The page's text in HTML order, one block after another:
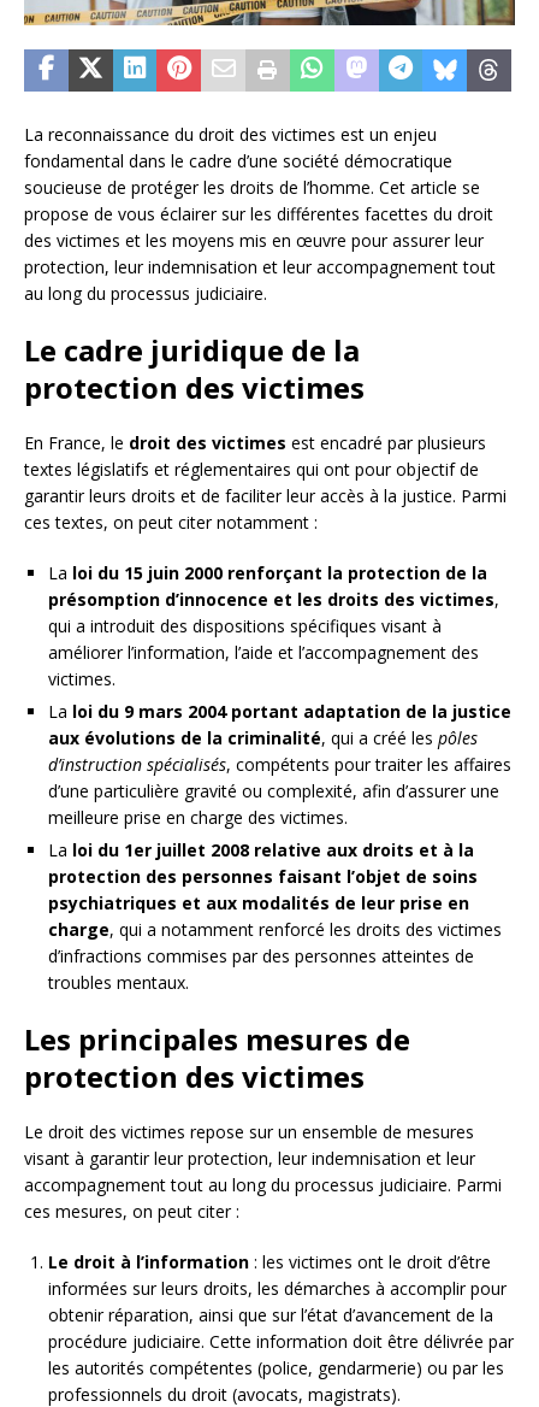
La reconnaissance du droit des victimes est un enjeu
fondamental dans le cadre d’une société démocratique
soucieuse de protéger les droits de l’homme. Cet article se
propose de vous éclairer sur les différentes facettes du droit
des victimes et les moyens mis en œuvre pour assurer leur
protection, leur indemnisation et leur accompagnement tout
au long du processus judiciaire.
Le cadre juridique de la
protection des victimes
En France, le droit des victimes est encadré par plusieurs
textes législatifs et réglementaires qui ont pour objectif de
garantir leurs droits et de faciliter leur accès à la justice. Parmi
ces textes, on peut citer notamment :
La loi du 15 juin 2000 renforçant la protection de la
présomption d’innocence et les droits des victimes,
qui a introduit des dispositions spécifiques visant à
améliorer l’information, l’aide et l’accompagnement des
victimes.
La loi du 9 mars 2004 portant adaptation de la justice
aux évolutions de la criminalité, qui a créé les pôles
d’instruction spécialisés, compétents pour traiter les affaires
d’une particulière gravité ou complexité, afin d’assurer une
meilleure prise en charge des victimes.
La loi du 1er juillet 2008 relative aux droits et à la
protection des personnes faisant l’objet de soins
psychiatriques et aux modalités de leur prise en
charge, qui a notamment renforcé les droits des victimes
d’infractions commises par des personnes atteintes de
troubles mentaux.
Les principales mesures de
protection des victimes
Le droit des victimes repose sur un ensemble de mesures
visant à garantir leur protection, leur indemnisation et leur
accompagnement tout au long du processus judiciaire. Parmi
ces mesures, on peut citer :
Le droit à l’information : les victimes ont le droit d’être
informées sur leurs droits, les démarches à accomplir pour
obtenir réparation, ainsi que sur l’état d’avancement de la
procédure judiciaire. Cette information doit être délivrée par
les autorités compétentes (police, gendarmerie) ou par les
professionnels du droit (avocats, magistrats).